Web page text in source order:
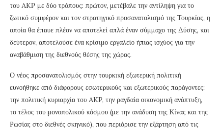
του AKP με δύο τρόπους: πρώτον, μετέβαλε την αντίληψη για το
ζωτικό συμφέρον και τον στρατηγικό προσανατολισμό της Τουρκίας, η
οποία θα έπαυε πλέον να αποτελεί απλά έναν σύμμαχο της Δύσης, και
δεύτερον, αποτελούσε ένα κρίσιμο εργαλείο ήπιας ισχύος για την
αναβάθμιση της διεθνούς θέσης της χώρας.
Ο νέος προσανατολισμός στην τουρκική εξωτερική πολιτική
ευνοήθηκε από διάφορους εσωτερικούς και εξωτερικούς παράγοντες:
την πολιτική κυριαρχία του AKP, την ραγδαία οικονομική ανάπτυξη,
το τέλος του μονοπολικού κόσμου (με την ανάδυση της Κίνας και της
Ρωσίας στο διεθνές σκηνικό), που περιόρισε την εξάρτηση από τις